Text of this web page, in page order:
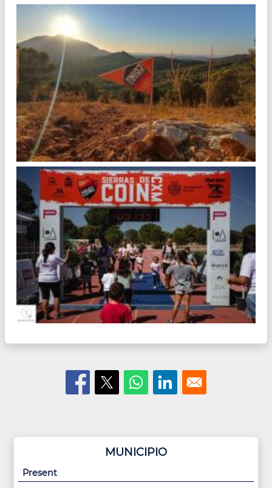
MUNICIPIO
Present